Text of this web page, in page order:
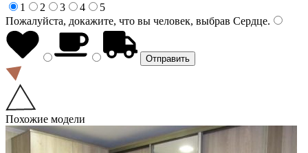
1
2 3 4
5
Пожалуйста, докажите, что вы человек, выбрав Сердце.
Похожие модели